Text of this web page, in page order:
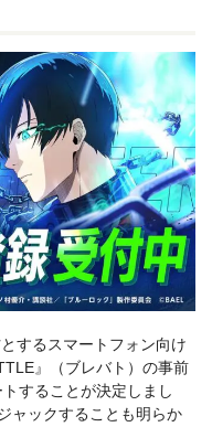
するスマートフォン向け
』（ブレバト）の事前
することが決定しまし
ャックすることも明らか